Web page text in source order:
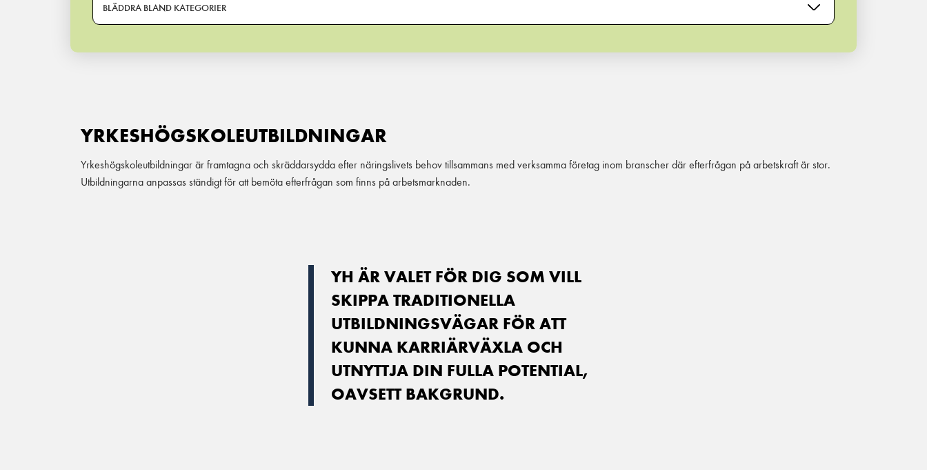
BLÄDDRA BLAND KATEGORIER
YRKESHÖGSKOLEUTBILDNINGAR
Yrkeshögskoleutbildningar är framtagna och skräddarsydda efter näringslivets behov tillsammans med verksamma företag inom branscher där efterfrågan på arbetskraft är stor.
Utbildningarna anpassas ständigt för att bemöta efterfrågan som finns på arbetsmarknaden.
YH ÄR VALET FÖR DIG SOM VILL
SKIPPA TRADITIONELLA
UTBILDNINGSVÄGAR FÖR ATT
KUNNA KARRIÄRVÄXLA OCH
UTNYTTJA DIN FULLA POTENTIAL,
OAVSETT BAKGRUND.